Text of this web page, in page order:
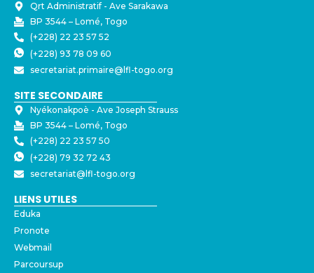
Qrt Administratif - ⁠Ave Sarakawa
BP 3544 – Lomé, Togo
(+228) 22 23 57 52
(+228) 93 78 09 60
secretariat.primaire@lfl-togo.org
SITE SECONDAIRE
Nyékonakpoè - ⁠Ave Joseph Strauss
BP 3544 – Lomé, Togo
(+228) 22 23 57 50
(+228) 79 32 72 43
secretariat@lfl-togo.org
LIENS UTILES
Eduka
Pronote
Webmail
Parcoursup